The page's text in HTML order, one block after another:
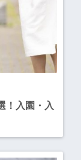
！入園・入